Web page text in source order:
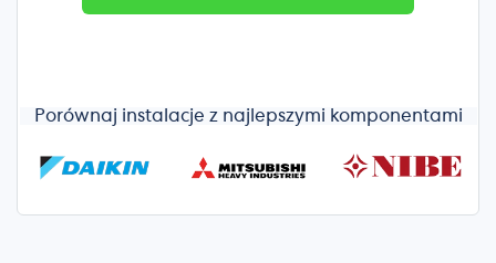
Porównaj instalacje z najlepszymi komponentami